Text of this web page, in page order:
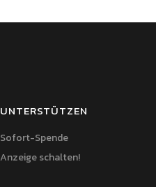
UNTERSTÜTZEN
Sofort-Spende
Anzeige schalten!